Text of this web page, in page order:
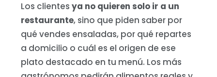
Los clientesya no quieren solo ir a un
restaurante, sino que piden saber por
qué vendes ensaladas, por qué repartes
a domicilio o cuál es el origen de ese
plato destacado en tu menú. Los más